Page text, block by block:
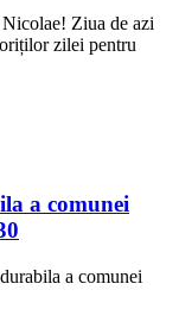
Ziua de azi
zilei pentru
a comunei
a comunei